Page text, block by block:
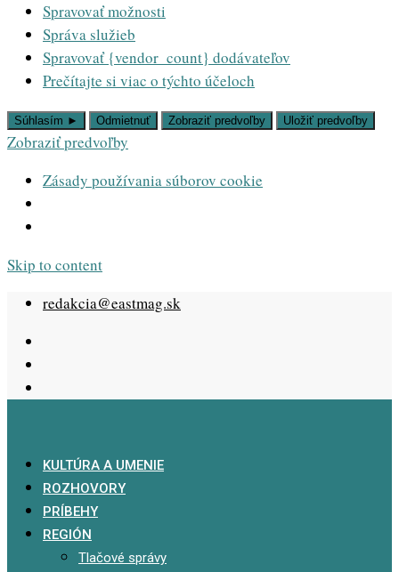
Spravovať možnosti
Správa služieb
Spravovať {vendor_count} dodávateľov
Prečítajte si viac o týchto účeloch
Súhlasím ► Odmietnuť Zobraziť predvoľby Uložiť predvoľby
Zobraziť predvoľby
Zásady používania súborov cookie
Skip to content
redakcia@eastmag.sk
KULTÚRA A UMENIE
ROZHOVORY
PRÍBEHY
REGIÓN
Tlačové správy